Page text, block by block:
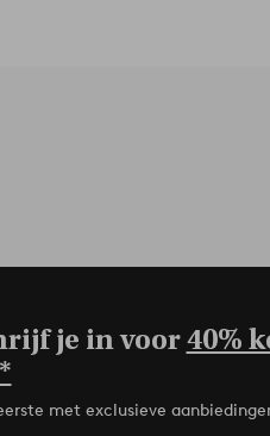
je in voor40%
met exclusieve